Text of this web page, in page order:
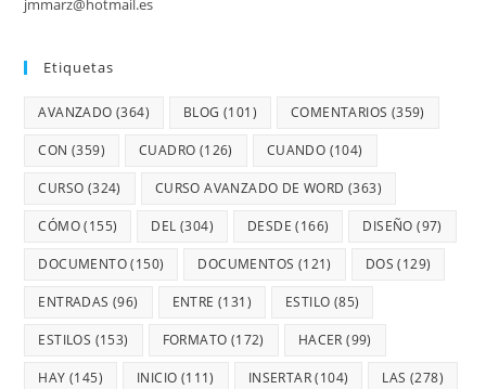
jmmarz@hotmail.es
Etiquetas
AVANZADO (364) BLOG (101) COMENTARIOS (359)
CON (359) CUADRO (126) CUANDO (104)
CURSO (324) CURSO AVANZADO DE WORD (363)
CÓMO(155) DEL (304) DESDE (166) DISEÑO (97)
DOCUMENTO(150) DOCUMENTOS (121) DOS (129)
ENTRADAS (96) ENTRE (131) ESTILO (85)
ESTILOS (153) FORMATO (172) HACER (99)
HAY (145) INICIO (111) INSERTAR(104) LAS (278)